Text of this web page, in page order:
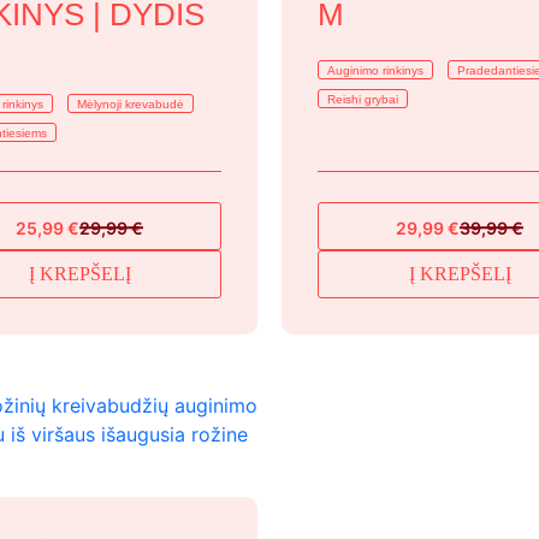
| DYDIS
Mėlynoji krevabudė
29,99€
Original
price
was:
25,99€
Current
price
is:
Į KREPŠELĮ
M
Auginimo rinkinys
Reishi grybai
39,99€
Original
price
was:
29,99€
Current
price
is:
Į KREPŠELĮ